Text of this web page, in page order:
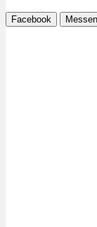
Facebook